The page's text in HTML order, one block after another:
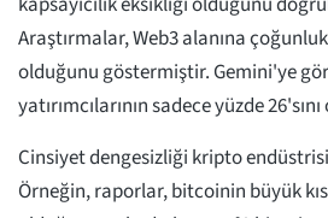
Araştırmalar, Web3 alanına
olduğunu göstermiştir. Gemini'ye
yatırımcılarının sadece yüzde
Cinsiyet dengesizliği kripto
Örneğin, raporlar, bitcoinin büyük